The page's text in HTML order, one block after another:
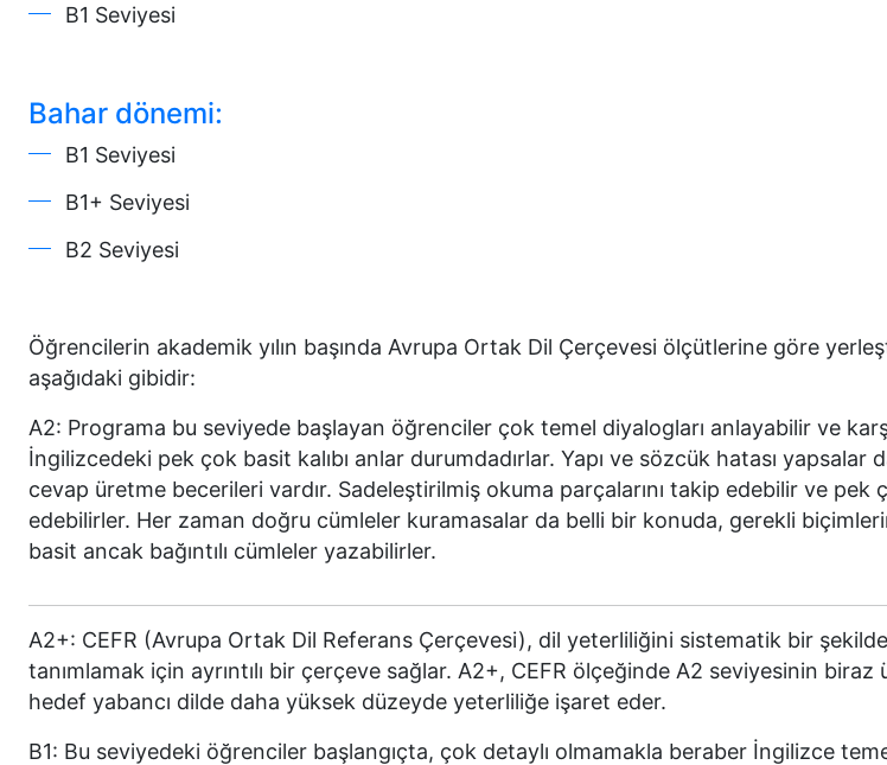
B1 Seviyesi
Bahar dönemi:
B1 Seviyesi
B1+ Seviyesi
B2 Seviyesi
Öğrencilerin akademik yılın başında Avrupa Ortak Dil Çerçevesi ölçütlerine göre
aşağıdaki gibidir:
A2: Programa bu seviyede başlayan öğrenciler çok temel diyalogları anlayabilir ve
İngilizcedeki pek çok basit kalıbı anlar durumdadırlar. Yapı ve sözcük hatası yapsalar
cevap üretme becerileri vardır. Sadeleştirilmiş okuma parçalarını takip edebilir ve pek
edebilirler. Her zaman doğru cümleler kuramasalar da belli bir konuda, gerekli
basit ancak bağıntılı cümleler yazabilirler.
A2+: CEFR (Avrupa Ortak Dil Referans Çerçevesi), dil yeterliliğini sistematik bir
tanımlamak için ayrıntılı bir çerçeve sağlar. A2+, CEFR ölçeğinde A2 seviyesinin
hedef yabancı dilde daha yüksek düzeyde yeterliliğe işaret eder.
B1: Bu seviyedeki öğrenciler başlangıçta, çok detaylı olmamakla beraber İngilizce